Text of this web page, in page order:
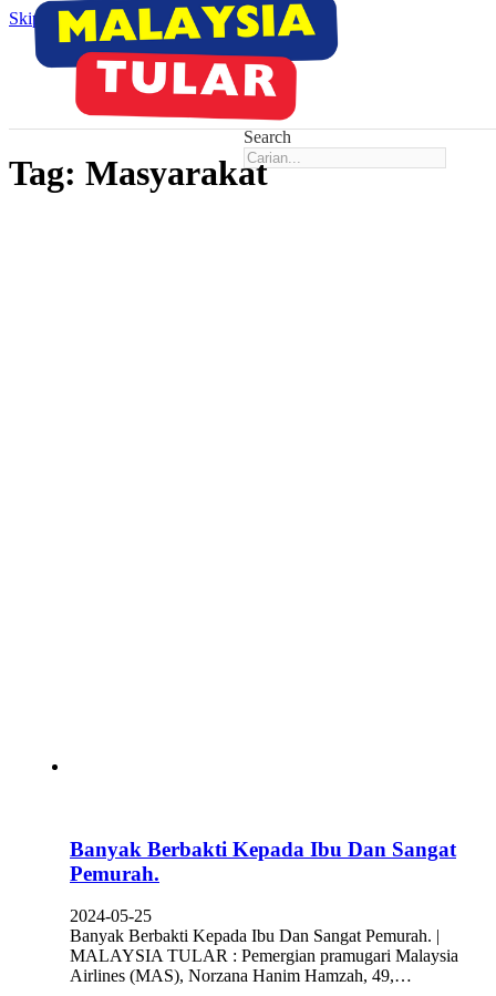
Skip to main content Skip to footer
Search
Tag: Masyarakat
Banyak Berbakti Kepada Ibu Dan Sangat
Pemurah.
2024-05-25
Banyak Berbakti Kepada Ibu Dan Sangat Pemurah. |
MALAYSIA TULAR : Pemergian pramugari Malaysia
Airlines (MAS), Norzana Hanim Hamzah, 49,…